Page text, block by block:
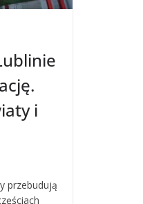
i
przebudują